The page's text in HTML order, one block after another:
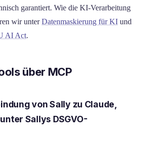
garantiert. Wie die KI-Verarbeitung
wir unterDatenmaskierung für KI und
AI Act.
über MCP
von Sally zu Claude,
Sallys DSGVO-